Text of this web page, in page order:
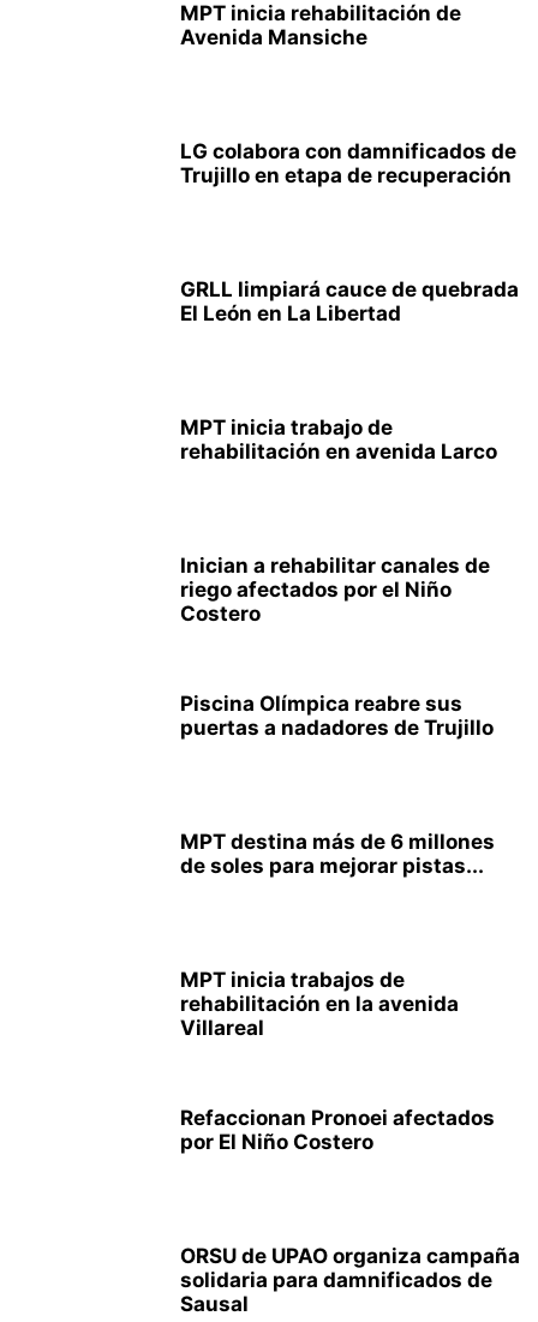
MPT inicia rehabilitación de
Avenida Mansiche
LG colabora con damnificados de
Trujillo en etapa de recuperación
GRLL limpiará cauce de quebrada
El León en La Libertad
MPT inicia trabajo de
rehabilitación en avenida Larco
Inician a rehabilitar canales de
riego afectados por el Niño
Costero
Piscina Olímpica reabre sus
puertas a nadadores de Trujillo
MPT destina más de 6 millones
de soles para mejorar pistas...
MPT inicia trabajos de
rehabilitación en la avenida
Villareal
Refaccionan Pronoei afectados
por El Niño Costero
ORSU de UPAO organiza campaña
solidaria para damnificados de
Sausal